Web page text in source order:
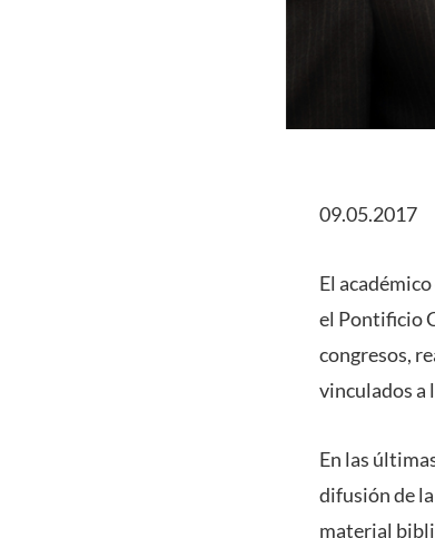
09.05.2017
El
el Pontificio
congresos,
vinculados a
En las
difusión de
material